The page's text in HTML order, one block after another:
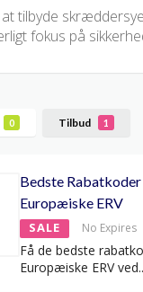
tilbyde
fokus på
0 Tilbud 1
Bedste
Europæiske ERV
SALE No Expires
Få de bedste
Europæiske ERV ved